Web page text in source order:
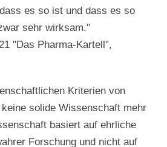
es so ist und dass es so
sehr wirksam."
"Das Pharma-Kartell",
Kriterien von
solide Wissenschaft mehr
basiert auf ehrliche
Forschung und nicht auf